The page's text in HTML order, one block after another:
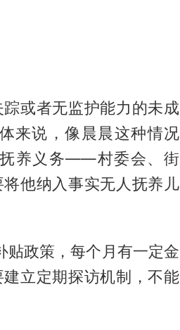
或者无监护能力的未成
来说，像晨晨这种情况
养义务——村委会、街
他纳入事实无人抚养儿
贴政策，每个月有一定金
立定期探访机制，不能